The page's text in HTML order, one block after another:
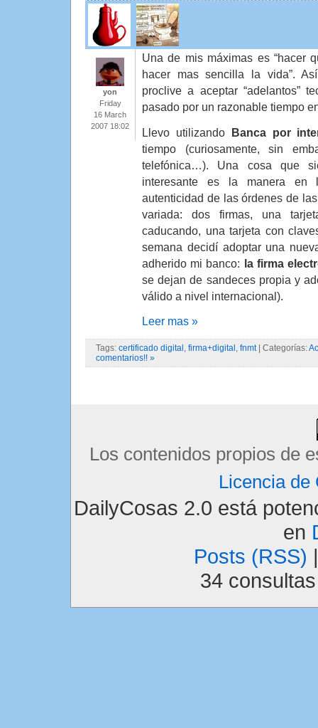
yon
Friday
16 March
2007 18:02
Una de mis máximas es “hacer
hacer mas sencilla la vida”.
proclive a aceptar “adelantos”
pasado por un razonable tiempo
Llevo utilizando Banca por
tiempo (curiosamente, sin
telefónica…). Una cosa que
interesante es la manera
autenticidad de las órdenes de
variada: dos firmas, una
caducando, una tarjeta con
semana decidí adoptar una
adherido mi banco: la firma
se dejan de sandeces propia y
válido a nivel internacional).
Leer mas »
Tags: certificado digital firma+digital fnmt| Categorías:
comentarios!! »
Los contenidos propios de
Licencia de
DailyCosas 2.0 está
en
Posts (RSS)
34